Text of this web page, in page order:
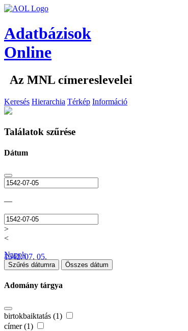
Adatbázisok
Online
Az MNL címereslevelei
Keresés Hierarchia Térkép Információ
Találatok szűrése
Dátum
—
>
<
1542. 07. 05.
Napok
Szűrés dátumra Összes dátum
Adomány tárgya
birtokbaiktatás (1)
címer (1)